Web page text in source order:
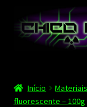
para
navegação
para
Depoimentos
Início Materiais
fluorescente – 100g